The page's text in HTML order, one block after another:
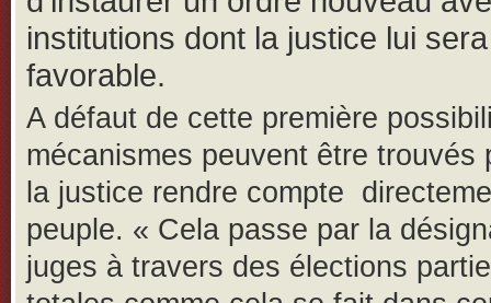
institutions dont la justice lui sera
favorable.
A défaut de cette première
mécanismes peuvent être trouvés
la justice rendre compte
peuple. « Cela passe par la
juges à travers des élections